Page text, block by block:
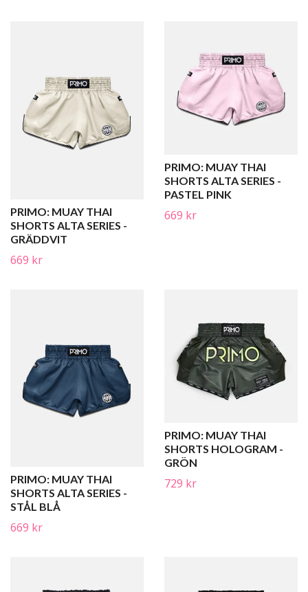
PRIMO: MUAY THAI
SHORTS ALTA SERIES -
GRÄDDVIT
669 kr
PRIMO: MUAY THAI
SHORTS ALTA SERIES -
PASTEL PINK
669 kr
PRIMO: MUAY THAI
SHORTS ALTA SERIES -
STÅL BLÅ
669 kr
PRIMO: MUAY THAI
SHORTS HOLOGRAM -
GRÖN
729 kr